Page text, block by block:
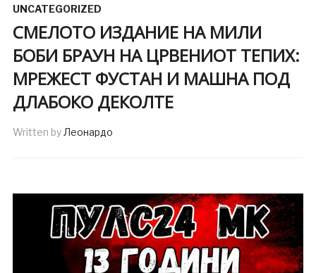
UNCATEGORIZED
СМЕЛОТО ИЗДАНИЕ НА МИЛИ
БОБИ БРАУН НА ЦРВЕНИОТ ТЕПИХ:
МРЕЖЕСТ ФУСТАН И МАШНА ПОД
ДЛАБОКО ДЕКОЛТЕ
Written byЛеонардо